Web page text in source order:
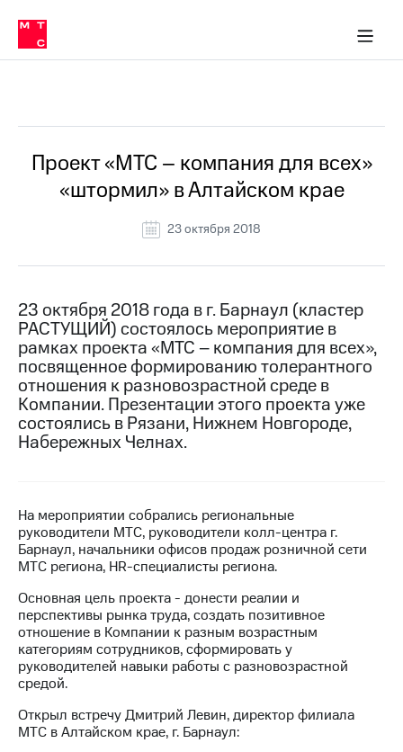
Медиа-центр
и акционерам
Устойчивое развитие
Комплаенс и деловая этика
компании
Карьера
История
компании
Руководство
Контакты
Медиа-центр
Пресс-
релизы
МТС
о технологиях
Интервью
Финансовая
отчетность
Контакты
Новости
в
регионе
и акционерам
Корпоративное
управление
в МТС
Пресс-
релизы
о технологиях
Проект «МТС – компания для всех»
«штормил» в Алтайском крае
23 октября 2018
23 октября 2018 года в г. Барнаул (кластер
РАСТУЩИЙ) состоялось мероприятие в
рамках проекта «МТС – компания для всех»,
посвященное формированию толерантного
отношения к разновозрастной среде в
Компании. Презентации этого проекта уже
состоялись в Рязани, Нижнем Новгороде,
Набережных Челнах.
На мероприятии собрались региональные
руководители МТС, руководители колл-центра г.
Барнаул, начальники офисов продаж розничной сети
МТС региона, HR-специалисты региона.
Основная цель проекта - донести реалии и
перспективы рынка труда, создать позитивное
отношение в Компании к разным возрастным
категориям сотрудников, сформировать у
руководителей навыки работы с разновозрастной
средой.
Открыл встречу Дмитрий Левин, директор филиала
МТС в Алтайском крае, г. Барнаул: